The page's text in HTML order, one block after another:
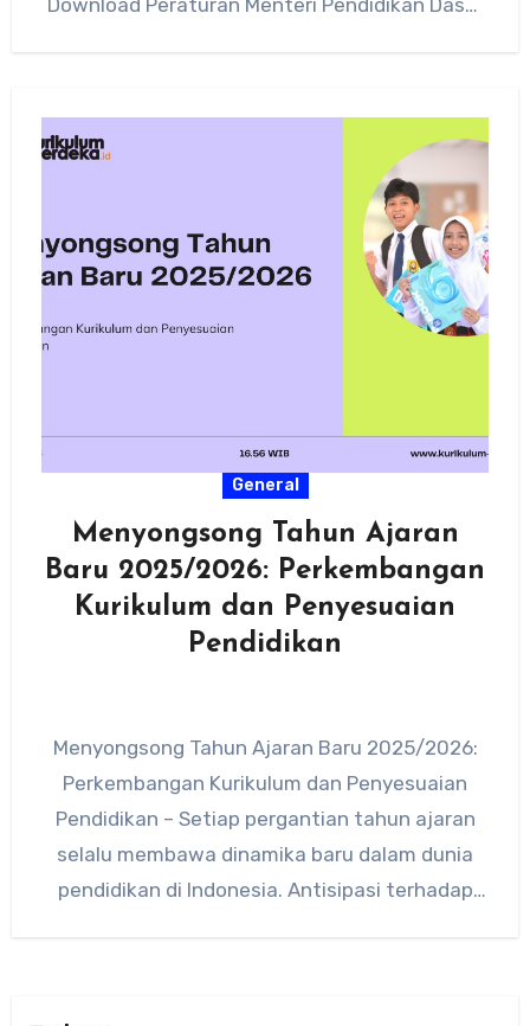
General
Menyongsong Tahun Ajaran
Baru 2025/2026: Perkembangan
Kurikulum dan Penyesuaian
Pendidikan
Menyongsong Tahun Ajaran Baru 2025/2026:
Perkembangan Kurikulum dan Penyesuaian
Pendidikan – Setiap pergantian tahun ajaran
selalu membawa dinamika baru dalam dunia
pendidikan di Indonesia. Antisipasi terhadap